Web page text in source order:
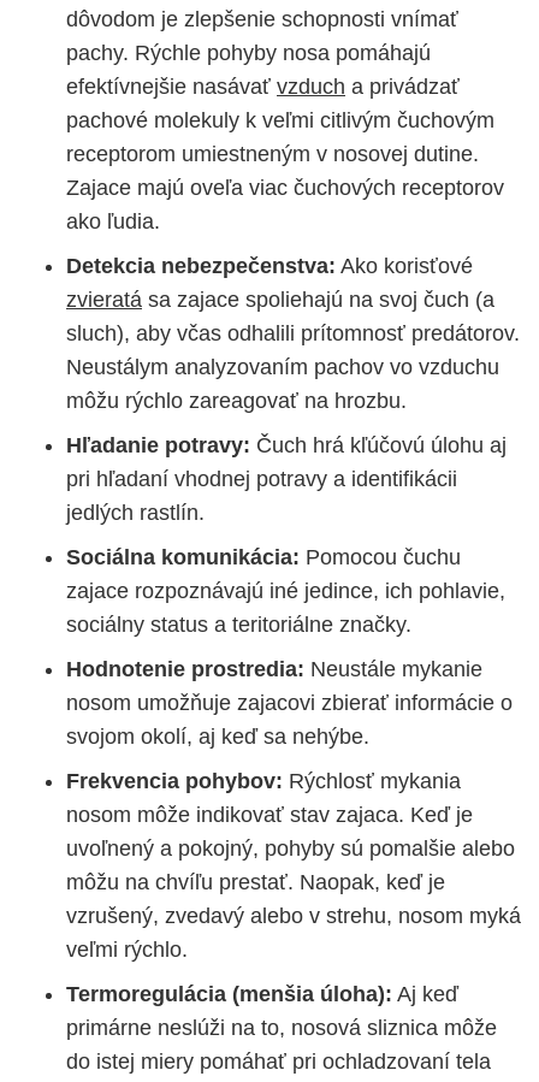
dôvodom je zlepšenie schopnosti vnímať
pachy. Rýchle pohyby nosa pomáhajú
efektívnejšie nasávať vzduch a privádzať
pachové molekuly k veľmi citlivým čuchovým
receptorom umiestneným v nosovej dutine.
Zajace majú oveľa viac čuchových receptorov
ako ľudia.
Detekcia nebezpečenstva: Ako korisťové
zvieratá sa zajace spoliehajú na svoj čuch (a
sluch), aby včas odhalili prítomnosť predátorov.
Neustálym analyzovaním pachov vo vzduchu
môžu rýchlo zareagovať na hrozbu.
Hľadanie potravy: Čuch hrá kľúčovú úlohu aj
pri hľadaní vhodnej potravy a identifikácii
jedlých rastlín.
Sociálna komunikácia: Pomocou čuchu
zajace rozpoznávajú iné jedince, ich pohlavie,
sociálny status a teritoriálne značky.
Hodnotenie prostredia: Neustále mykanie
nosom umožňuje zajacovi zbierať informácie o
svojom okolí, aj keď sa nehýbe.
Frekvencia pohybov: Rýchlosť mykania
nosom môže indikovať stav zajaca. Keď je
uvoľnený a pokojný, pohyby sú pomalšie alebo
môžu na chvíľu prestať. Naopak, keď je
vzrušený, zvedavý alebo v strehu, nosom myká
veľmi rýchlo.
Termoregulácia (menšia úloha): Aj keď
primárne neslúži na to, nosová sliznica môže
do istej miery pomáhať pri ochladzovaní tela